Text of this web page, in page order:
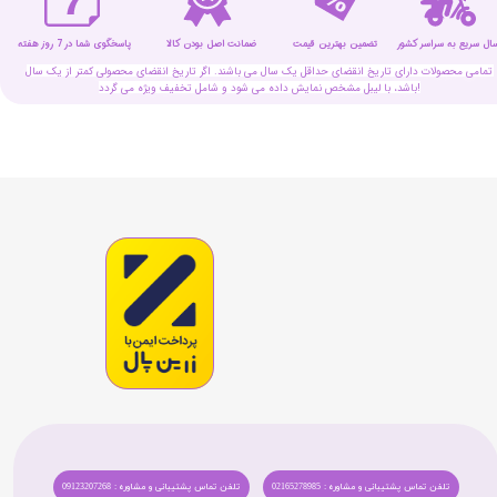
تمامی محصولات دارای تاریخ انقضای حداقل یک سال می باشند. اگر تاریخ انقضای محصولی کمتر از یک سال
باشد، با لیبل مشخص نمایش داده می شود و شامل تخفیف ویژه می گردد!
ضمانت اصل بودن کالا تضمین بهترین قیمت پاسخگوی شما در 7 روز هفته سریع به سراسر کشور
تلفن تماس پشتیبانی و مشاوره : 09123207268 تلفن تماس پشتیبانی و مشاوره : 02165278985